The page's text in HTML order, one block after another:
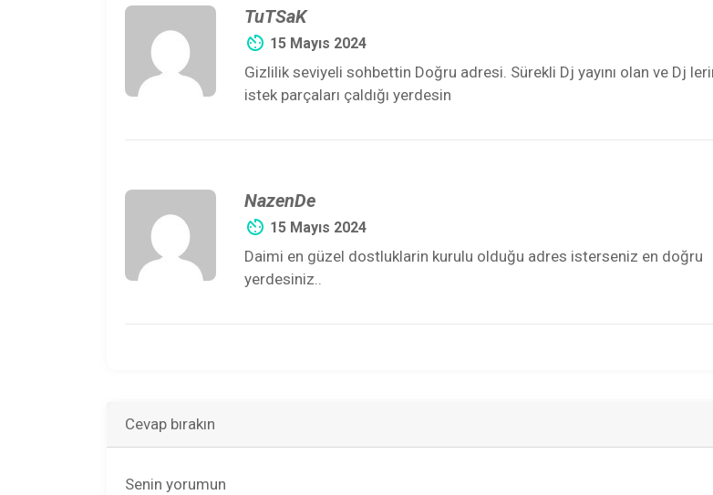
TuTSaK
15 Mayıs 2024
Gizlilik seviyeli sohbettin Doğru adresi. Sürekli Dj yayını olan ve Dj
istek parçaları çaldığı yerdesin
NazenDe
15 Mayıs 2024
Daimi en güzel dostluklarin kurulu olduğu adres isterseniz en doğru
yerdesiniz..
Cevap bırakın
Senin yorumun